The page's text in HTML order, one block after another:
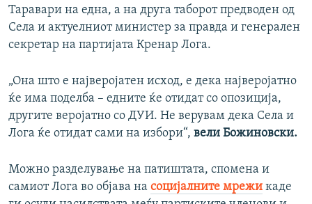
Таравари на една, а на друга таборот предводен од
Села и актуелниот министер за правда и генерален
секретар на партијата Кренар Лога.
„Она што е најверојатен исход, е дека најверојатно
ќе има поделба – едните ќе отидат со опозиција,
другите веројатно со ДУИ. Не верувам дека Села и
Лога ќе отидат сами на избори“, вели Божиновски.
Можно разделување на патиштата, спомена и
самиот Лога во објава на социјалните мрежи каде